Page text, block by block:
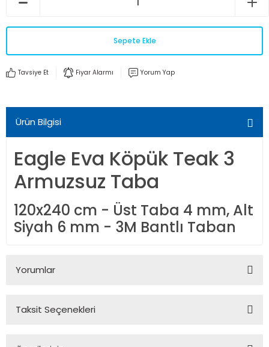
Sepete Ekle
Tavsiye Et Fiyar Alarmı Yorum Yap
Ürün Bilgisi
Eagle Eva Köpük Teak 3
Armuzsuz Taba
120x240 cm - Üst Taba 4 mm, Alt
Siyah 6 mm - 3M Bantlı Taban
Yorumlar
Taksit Seçenekleri